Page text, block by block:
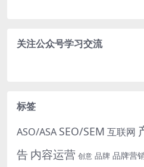
关注公众号学习交流
标签
ASO/ASA SEO/SEM 互联网
告 内容运营 创意 品牌 品牌营